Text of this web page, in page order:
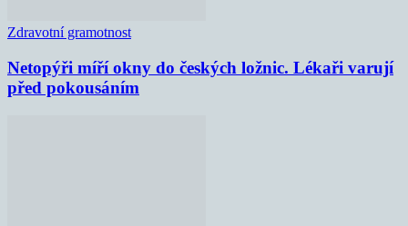
Zdravotní gramotnost
Netopýři míří okny do českých ložnic. Lékaři varují
před pokousáním